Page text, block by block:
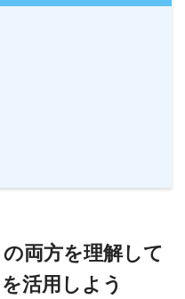
両方を理解して
活用しよう